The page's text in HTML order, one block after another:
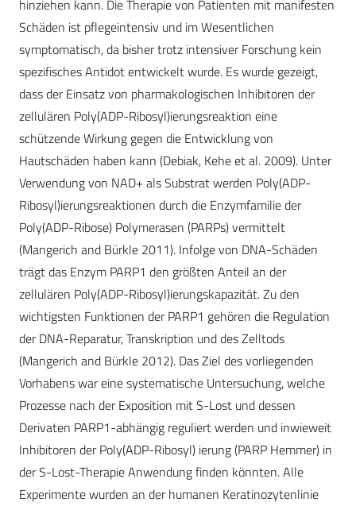
hinziehen kann. Die Therapie von Patienten mit manifesten
Schäden ist pflegeintensiv und im Wesentlichen
symptomatisch, da bisher trotz intensiver Forschung kein
spezifisches Antidot entwickelt wurde. Es wurde gezeigt,
dass der Einsatz von pharmakologischen Inhibitoren der
zellulären Poly(ADP-Ribosyl)ierungsreaktion eine
schützende Wirkung gegen die Entwicklung von
Hautschäden haben kann (Debiak, Kehe et al. 2009). Unter
Verwendung von NAD+ als Substrat werden Poly(ADP-
Ribosyl)ierungsreaktionen durch die Enzymfamilie der
Poly(ADP-Ribose) Polymerasen (PARPs) vermittelt
(Mangerich and Bürkle 2011). Infolge von DNA-Schäden
trägt das Enzym PARP1 den größten Anteil an der
zellulären Poly(ADP-Ribosyl)ierungskapazität. Zu den
wichtigsten Funktionen der PARP1 gehören die Regulation
der DNA-Reparatur, Transkription und des Zelltods
(Mangerich and Bürkle 2012). Das Ziel des vorliegenden
Vorhabens war eine systematische Untersuchung, welche
Prozesse nach der Exposition mit S-Lost und dessen
Derivaten PARP1-abhängig reguliert werden und inwieweit
Inhibitoren der Poly(ADP-Ribosyl) ierung (PARP Hemmer) in
der S-Lost-Therapie Anwendung finden könnten. Alle
Experimente wurden an der humanen Keratinozytenlinie